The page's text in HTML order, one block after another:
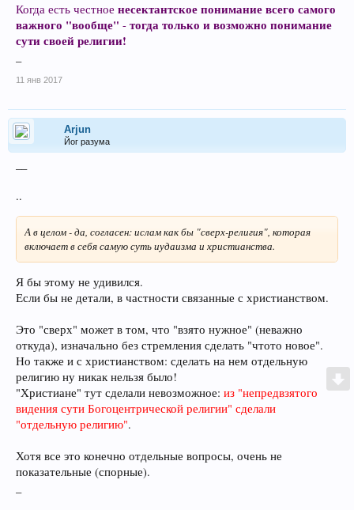
Когда есть честное несектантское понимание всего самого
важного "вообще" - тогда только и возможно понимание
сути своей религии!
11 янв 2017
Arjun
Йог разума
..
А в целом - да, согласен: ислам как бы "сверх-религия", которая
включает в себя самую суть иудаизма и христианства.
Я бы этому не удивился.
Если бы не детали, в частности связанные с христианством.
Это "сверх" может в том, что "взято нужное" (неважно
откуда), изначально без стремления сделать "чтото новое".
Но также и с христианством: сделать на нем отдельную
религию ну никак нельзя было!
"Христиане" тут сделали невозможное: из "непредвзятого
видения сути Богоцентрической религии" сделали
"отдельную религию".
Хотя все это конечно отдельные вопросы, очень не
показательные (спорные).